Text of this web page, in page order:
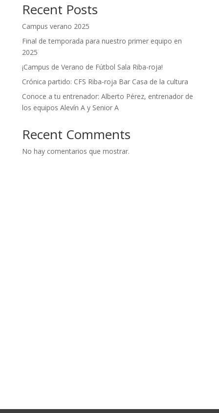
Recent Posts
Campus verano 2025
Final de temporada para nuestro primer equipo en
2025
¡Campus de Verano de Fútbol Sala Riba-roja!
Crónica partido: CFS Riba-roja Bar Casa de la cultura
Conoce a tu entrenador: Alberto Pérez, entrenador de
los equipos Alevín A y Senior A
Recent Comments
No hay comentarios que mostrar.